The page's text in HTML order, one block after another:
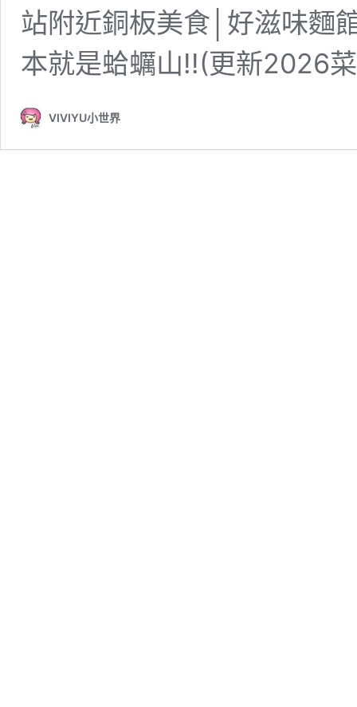
站附近銅板美食│好滋味麵
本就是蛤蠣山!!(更新2026
VIVIYU小世界